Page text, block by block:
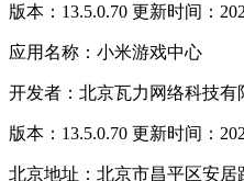
版本：13.5.0.70 更新时间：
应用名称：小米游戏中心
开发者：北京瓦力网络科技有
版本：13.5.0.70 更新时间：
北京地址：北京市昌平区安居